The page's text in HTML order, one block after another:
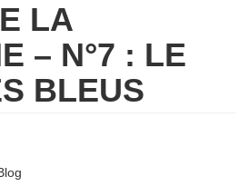
LA
– N°7 : LE
BLEUS